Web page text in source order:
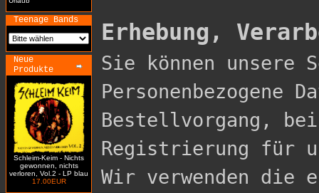
Teenage Bands
Neue
Produkte
Schleim-Keim - Nichts
gewonnen, nichts
verloren, Vol.2 - LP blau
17.00EUR
Erhebung,
Sie können unsere
Personenbezogene
Bestellvorgang,
Registrierung für
Wir verwenden die